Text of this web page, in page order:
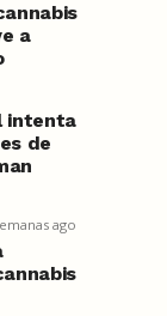
a
intenta
de
ago